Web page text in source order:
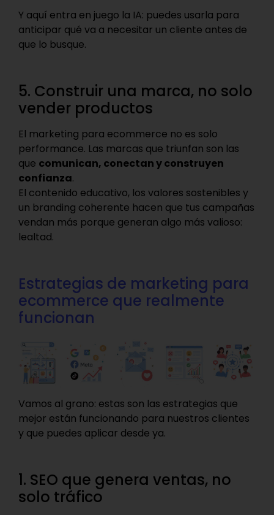
Y aquí entra en juego la IA: puedes usarla para
anticipar qué va a necesitar un cliente antes de
que lo busque.
5. Construir una marca, no solo
vender productos
El marketing para ecommerce no es solo
performance. Las marcas que triunfan son las
que comunican, conectan y construyen
confianza.
El contenido educativo, los valores sostenibles y
un branding coherente hacen que tus campañas
vendan más porque generan algo más valioso:
lealtad.
Estrategias de marketing para
ecommerce que realmente
funcionan
Vamos al grano: estas son las estrategias que
mejor están funcionando para nuestros clientes
y que puedes aplicar desde ya.
1. SEO que genera ventas, no
solo tráfico